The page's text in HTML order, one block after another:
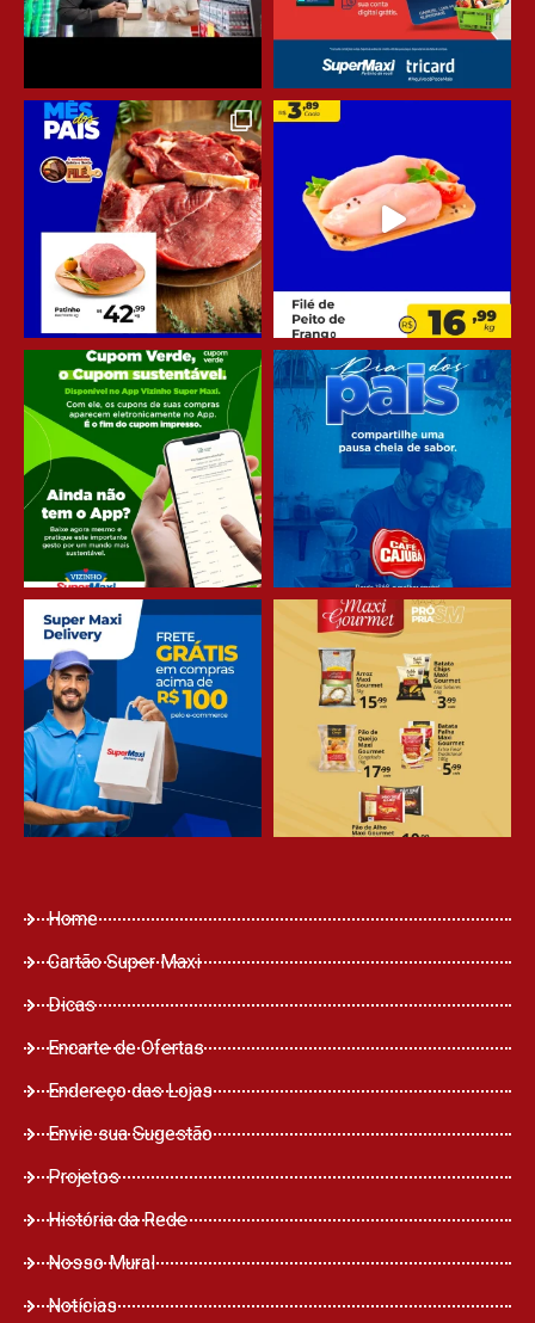
Home
Cartão Super Maxi
Dicas
Encarte de Ofertas
Endereço das Lojas
Envie sua Sugestão
Projetos
História da Rede
Nosso Mural
Notícias